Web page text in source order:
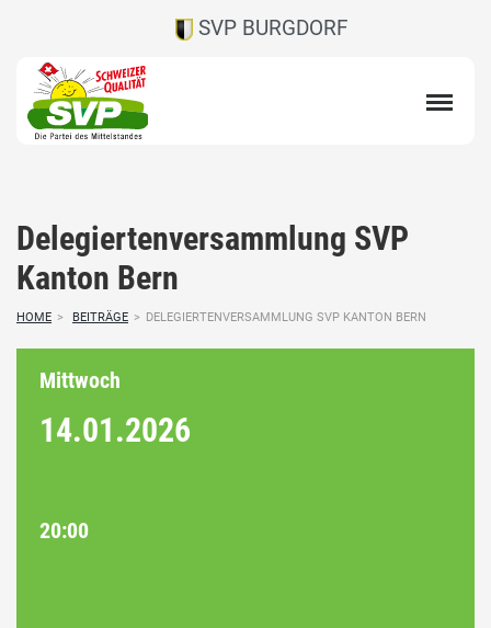
SVP BURGDORF
Delegiertenversammlung SVP
Kanton Bern
HOME > BEITRÄGE > DELEGIERTENVERSAMMLUNG SVP KANTON BERN
Mittwoch
14.01.2026
20:00